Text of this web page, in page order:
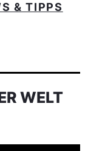
& TIPPS
WELT